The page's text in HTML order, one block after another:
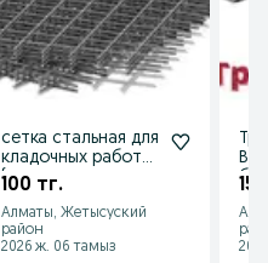
сетка стальная для
кладочных работ
(арматурная ,
100 тг.
Алматы, Жетысуский
район
2026 ж. 06 тамыз